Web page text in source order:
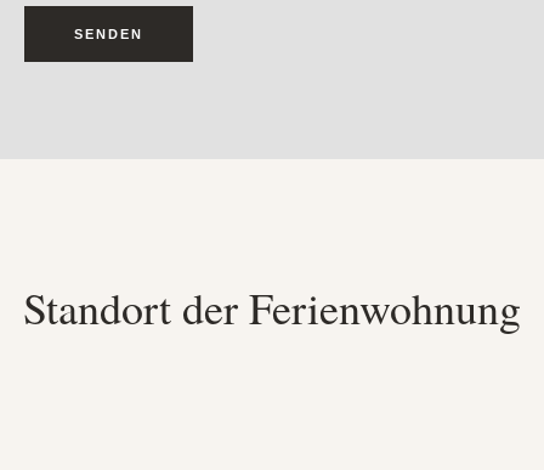
Standort der Ferienwohnung